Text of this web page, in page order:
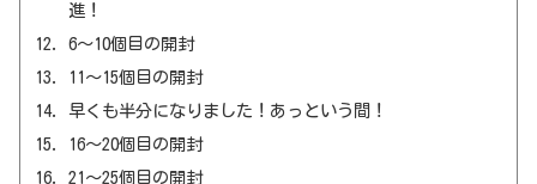
進！
6～10個目の開封
11～15個目の開封
早くも半分になりました！あっという間！
16～20個目の開封
21～25個目の開封